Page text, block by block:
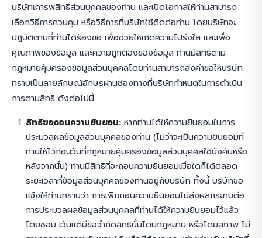
บริษัทเคารพสิทธิส่วนบุคคลของท่าน และเปิดโอกาสให้ท่านสามารถ
เลือกวิธีการควบคุม หรือวิธีการที่บริษัทใช้ติดต่อท่าน โดยบริษัทจะ
ปฏิบัติตามที่ท่านได้ร้องขอ เพื่อช่วยให้เกิดความโปร่งใส และเพื่อ
คุณภาพของข้อมูล และความถูกต้องของข้อมูล ท่านมีสิทธิตาม
กฎหมายคุ้มครองข้อมูลส่วนบุคคลโดยท่านสามารถส่งคำขอให้บริษัท
ทราบเป็นลายลักษณ์อักษรผ่านช่องทางที่บริษัทกำหนดในการดำเนิน
การตามสิทธิ ดังต่อไปนี้
สิทธิขอถอนความยินยอม: หากท่านได้ให้ความยินยอมในการ
ประมวลผลข้อมูลส่วนบุคคลของท่าน (ไม่ว่าจะเป็นความยินยอมที่
ท่านให้ไว้ก่อนวันที่กฎหมายคุ้มครองข้อมูลส่วนบุคคลใช้บังคับหรือ
หลังจากนั้น) ท่านมีสิทธิที่จะถอนความยินยอมเมื่อใดก็ได้ตลอด
ระยะเวลาที่ข้อมูลส่วนบุคคลของท่านอยู่กับบริษัท ทั้งนี้ บริษัทขอ
แจ้งให้ท่านทราบว่า การเพิกถอนความยินยอมไม่ส่งผลกระทบต่อ
การประมวลผลข้อมูลส่วนบุคคลที่ท่านได้ให้ความยินยอมไว้แล้ว
โดยชอบ เว้นแต่มีข้อจำกัดสิทธินั้นโดยกฎหมาย หรือโดยสภาพ ไม่